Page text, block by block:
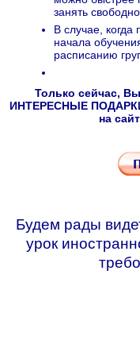
занять
В случае, когда
начала
расписанию
Только сейчас,
ИНТЕРЕСНЫЕ
на
Будем рады
урок